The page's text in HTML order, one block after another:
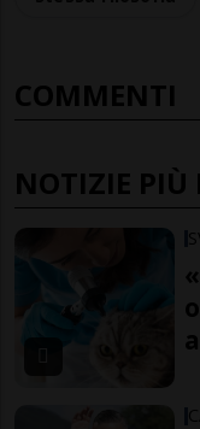
COMMENTI
NOTIZIE PIÙ